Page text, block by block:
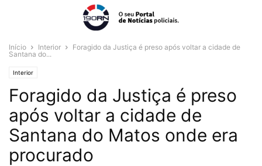
Início Interior
Foragido da Justiça é preso após voltar a cidade de
Santana do...
Interior
Foragido da Justiça é preso
após voltar a cidade de
Santana do Matos onde era
procurado